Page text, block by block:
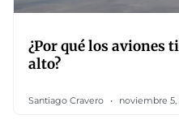
¿Por qué los aviones
alto?
Santiago Cravero noviembre 5,